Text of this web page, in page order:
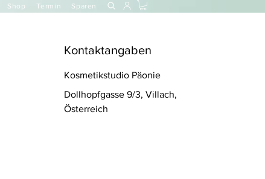
Shop Termin Sparen
Kontaktangaben
Kosmetikstudio Päonie
Dollhopfgasse 9/3, Villach,
Österreich